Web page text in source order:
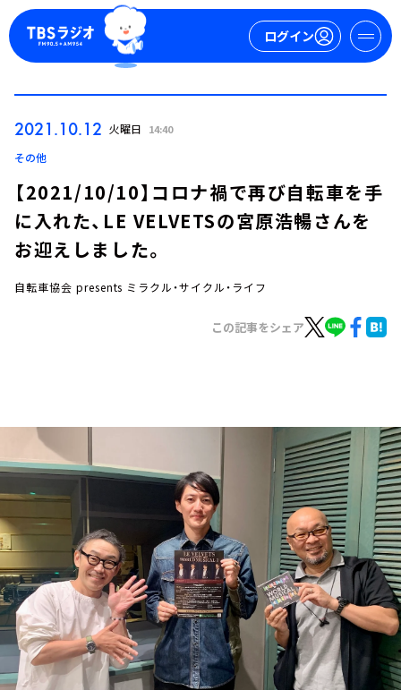
ログイン
イベント・グッズ
YouTube
会社情報
2021.10.12 火曜日 14:40
その他
【2021/10/10】コロナ禍で再び自転車を手
に入れた、LE VELVETSの宮原浩暢さんを
お迎えしました。
自転車協会 presents ミラクル・サイクル・ライフ
この記事をシェア